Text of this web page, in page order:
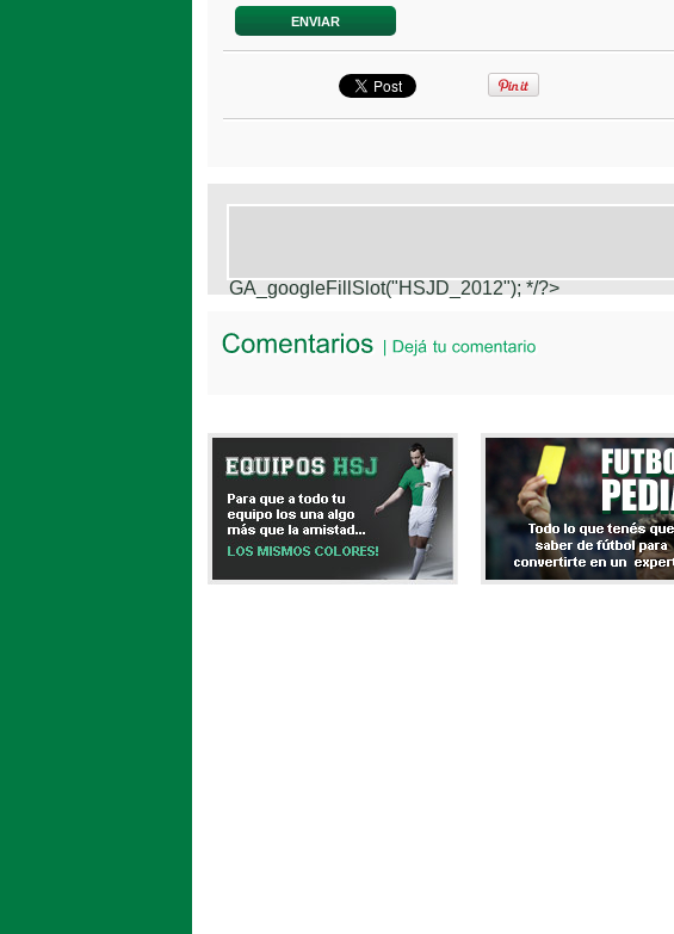
GA_googleFillSlot("HSJD_2012"); */?>